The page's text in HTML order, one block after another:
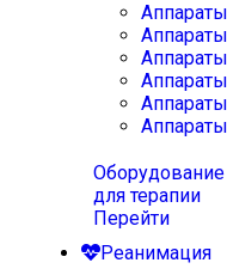
Оборудование
для терапии
Перейти
Реанимация